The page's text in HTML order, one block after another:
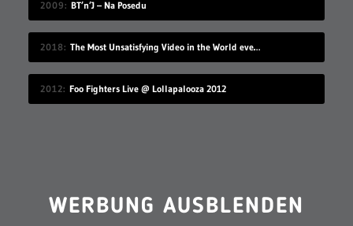
2009 BT’n’J – Na Posedu
2018 The Most Unsatisfying Video in the World ever made – part 2
2012 Foo Fighters Live @ Lollapalooza 2012
WERBUNG AUSBLENDEN